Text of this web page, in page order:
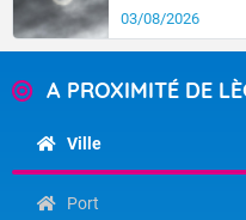
03/08/2026
A PROXIMITÉ DE
Ville
Port